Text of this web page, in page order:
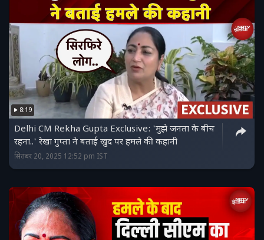
8:19
Delhi CM Rekha Gupta Exclusive: 'मुझे जनता के बीच
रहना..' रेखा गुप्ता ने बताई खुद पर हमले की कहानी
सितंबर 20, 2025 12:52 pm IST